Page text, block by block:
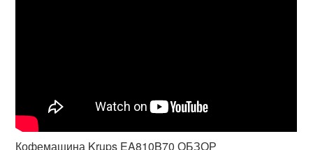
Кофемашина Krups EA810B70 ОБЗОР